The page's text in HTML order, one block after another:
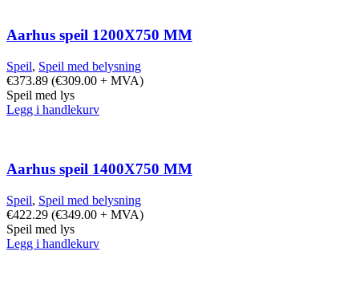
Aarhus speil 1200X750 MM
Speil, Speil med belysning
€373.89 (€309.00 + MVA)
Speil med lys
Legg i handlekurv
Aarhus speil 1400X750 MM
Speil, Speil med belysning
€422.29 (€349.00 + MVA)
Speil med lys
Legg i handlekurv